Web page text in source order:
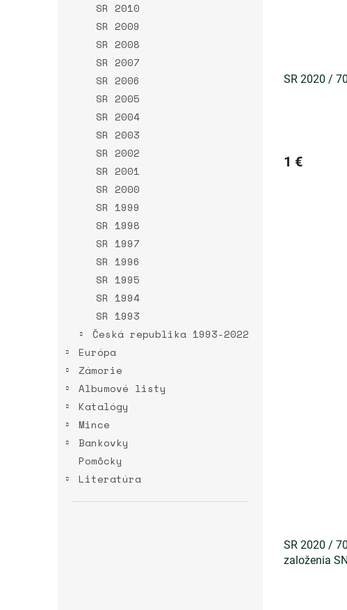
SR 2010
SR 2009
SR 2008
SR 2007
SR 2006
SR 2005
SR 2004
SR 2003
SR 2002
SR 2001
SR 2000
SR 1999
SR 1998
SR 1997
SR 1996
SR 1995
SR 1994
SR 1993
Česká republika 1993-2022
Európa
Zámorie
Albumové listy
Katalógy
Mince
Bankovky
Pomôcky
Literatúra
SR 2020 /
1 €
SR 2020 /
založenia